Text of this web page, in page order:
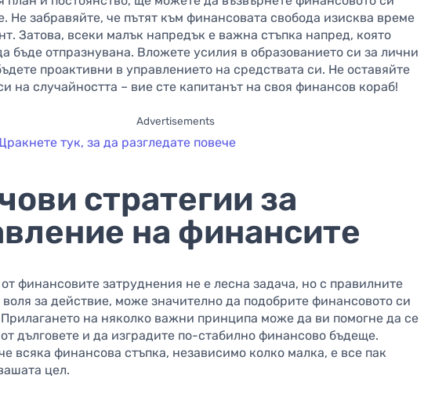
Не забравяйте, че пътят към финансовата свобода изисква време
Затова, всеки малък напредък е важна стъпка напред, която
бъде отпразнувана. Вложете усилия в образованието си за лични
проактивни в управлението на средствата си. Не оставяйте
на случайността – вие сте капитанът на своя финансов кораб!
Advertisements
тук, за да разгледате повече
стратегии за
на финансите
финансовите затруднения не е лесна задача, но с правилните
воля за действие, може значително да подобрите финансовото си
на няколко важни принципа може да ви помогне да се
дълговете и да изградите по-стабилно финансово бъдеще.
всяка финансова стъпка, независимо колко малка, е все пак
цел.